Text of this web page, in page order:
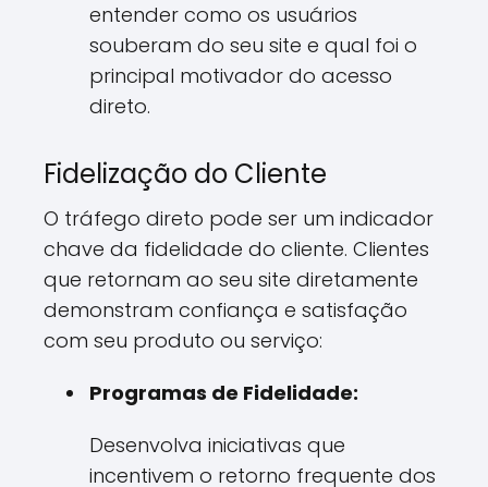
entender como os usuários
souberam do seu site e qual foi o
principal motivador do acesso
direto.
Fidelização do Cliente
O tráfego direto pode ser um indicador
chave da fidelidade do cliente. Clientes
que retornam ao seu site diretamente
demonstram confiança e satisfação
com seu produto ou serviço:
Programas de Fidelidade:
Desenvolva iniciativas que
incentivem o retorno frequente dos